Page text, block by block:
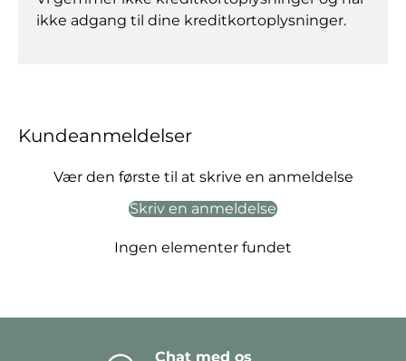
ikke adgang til dine kreditkortoplysninger.
Kundeanmeldelser
Vær den første til at skrive en anmeldelse
Skriv en anmeldelse
Ingen elementer fundet
Chat med os